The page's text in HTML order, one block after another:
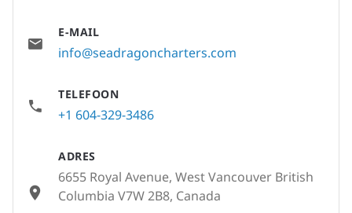
E-MAIL
info@seadragoncharters.com
TELEFOON
+1 604-329-3486
ADRES
6655 Royal Avenue, West Vancouver British
Columbia V7W 2B8, Canada